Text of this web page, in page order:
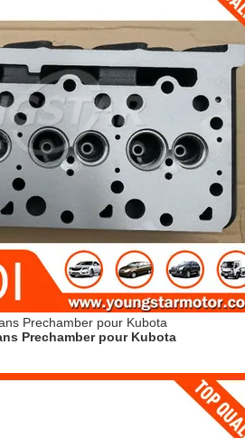
Prechamber pour Kubota